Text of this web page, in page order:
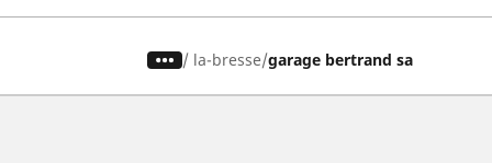
/ la-bresse garage bertrand sa